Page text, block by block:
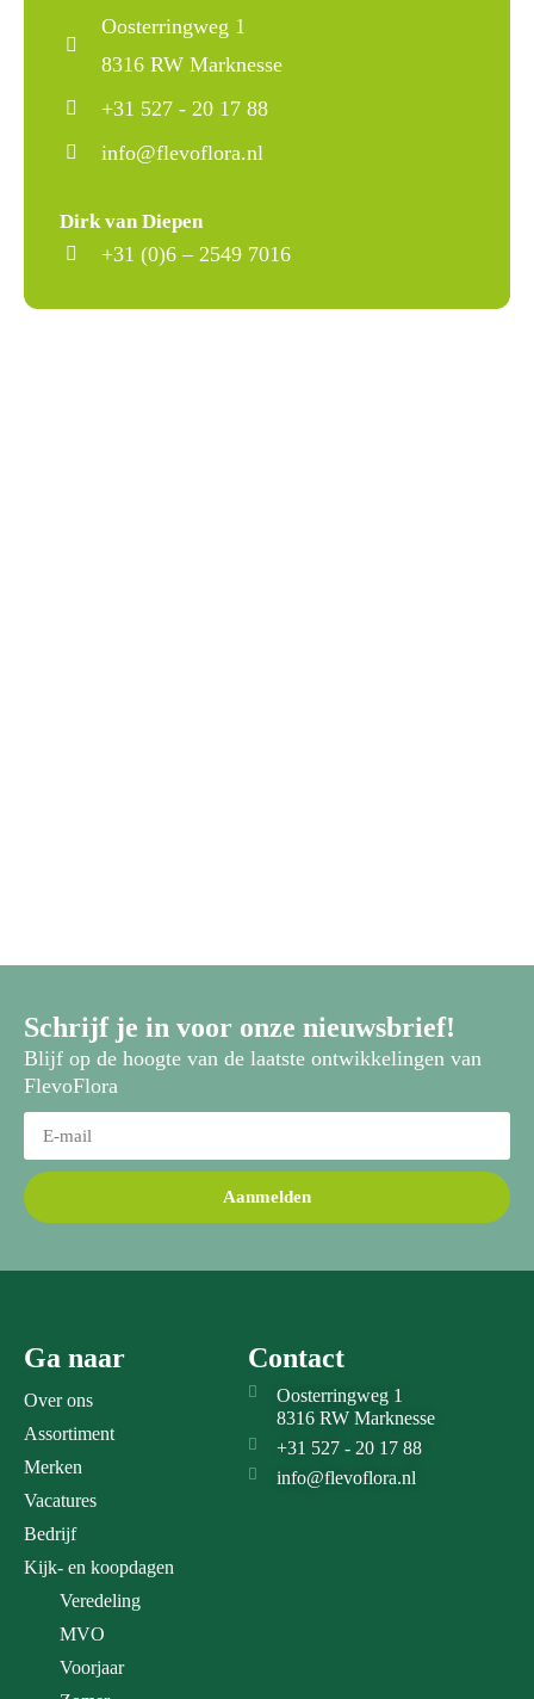
Oosterringweg 1
8316 RW Marknesse
+31 527 - 20 17 88
info@flevoflora.nl
Dirk van Diepen
+31 (0)6 – 2549 7016
Schrijf je in voor onze nieuwsbrief!
Blijf op de hoogte van de laatste ontwikkelingen van
FlevoFlora
Aanmelden
Ga naar
Over ons
Assortiment
Merken
Vacatures
Bedrijf
Kijk- en koopdagen
Veredeling
MVO
Voorjaar
Contact
Oosterringweg 1
8316 RW Marknesse
+31 527 - 20 17 88
info@flevoflora.nl